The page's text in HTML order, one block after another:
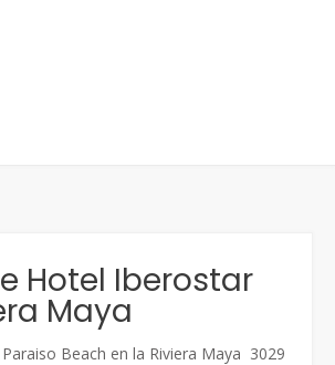
Hotel Iberostar
Maya
Beach en la Riviera Maya 3029